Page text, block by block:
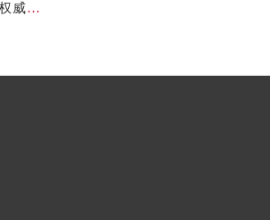
重庆帝舵官方售后服务中心｜官方电话及服务网点地址权威信息公示（2026年7月最新）